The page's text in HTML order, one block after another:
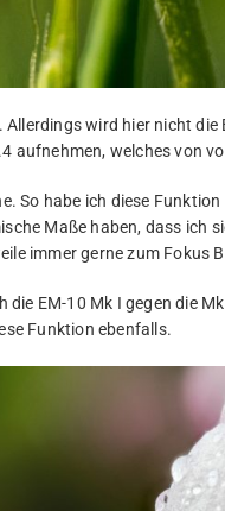
wird hier nicht
aufnehmen, welches von
So habe ich diese
Maße haben, dass ich
immer gerne zum Fokus
EM-10 Mk I gegen die
Funktion ebenfalls.